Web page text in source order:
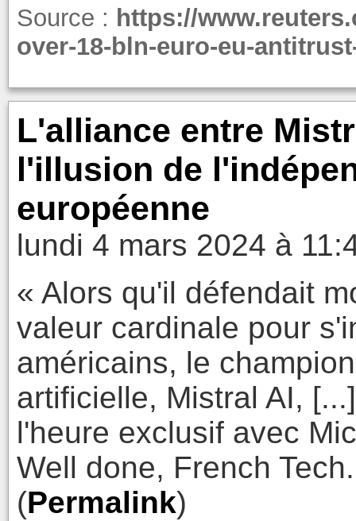
Source : https://
over-18-bln-euro-eu-
L'alliance entre
l'illusion de
européenne
lundi 4 mars 2024 à
« Alors qu'il défendait
valeur cardinale pour
américains, le
artificielle, Mistral AI,
l'heure exclusif avec
Well done, French Tech.
(Permalink)